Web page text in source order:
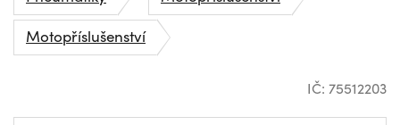
Motopříslušenství
IČ: 75512203